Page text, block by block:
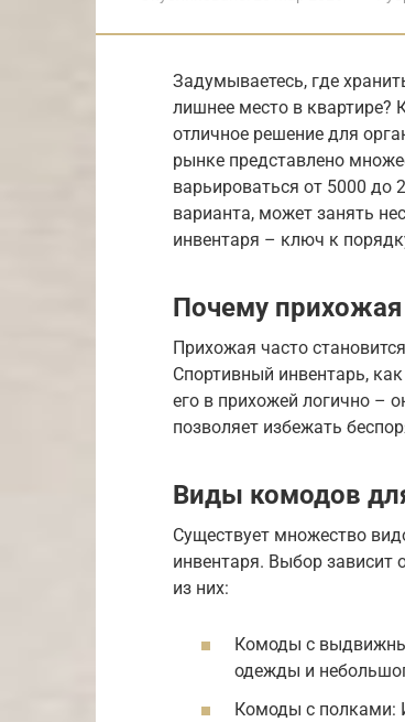
Задумываетесь, где
лишнее место в квартире?
отличное решение для
рынке представлено
варьироваться от 5000 до
варианта, может занять
инвентаря – ключ к
Почему
Прихожая часто
Спортивный инвентарь,
его в прихожей логично –
позволяет избежать
Виды комодов
Существует множество
инвентаря. Выбор зависит
из них:
Комоды с
одежды и
Комоды с полками: